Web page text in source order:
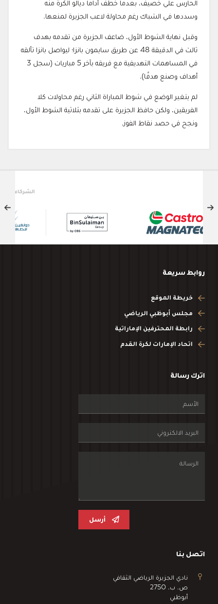
الحارس علي خصيف، بعدما خطف أداما ديالو الكرة منه
وسددها في الشباك رغم محاولة لاعب الجزيرة لمنعها.
وقبل نهاية الشوط الأول، ضاعف الجزيرة من تقدمه بهدف
ثالث في الدقيقة 48 عن طريق سايمون بانزا؛ ليواصل بانزا تألقه
في المساهمات التهديفية مع فريقه بآخر 5 مباريات (سجل 3
أهداف وصنع هدفًا).
لم يتغير الوضع في شوط المباراة الثاني رغم محاولات كلا
الفريقين، ولكن حافظ الجزيرة على تقدمه بثلاثية الشوط الأول،
ونجح في حصد نقاط الفوز.
روابط سريعة
خريطة الموقع
مجلس أبوظبي الرياضي
رابطة المحترفين الإماراتية
اتحاد الإمارات لكرة القدم
اترك رسالة
أرسل
اتصل بنا
نادي الجزيرة الرياضي الثقافي
ص. ب. 2750
أبوظبي